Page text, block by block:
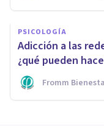
PSICOLOGÍA
Adicción a las
¿qué pueden
Fromm